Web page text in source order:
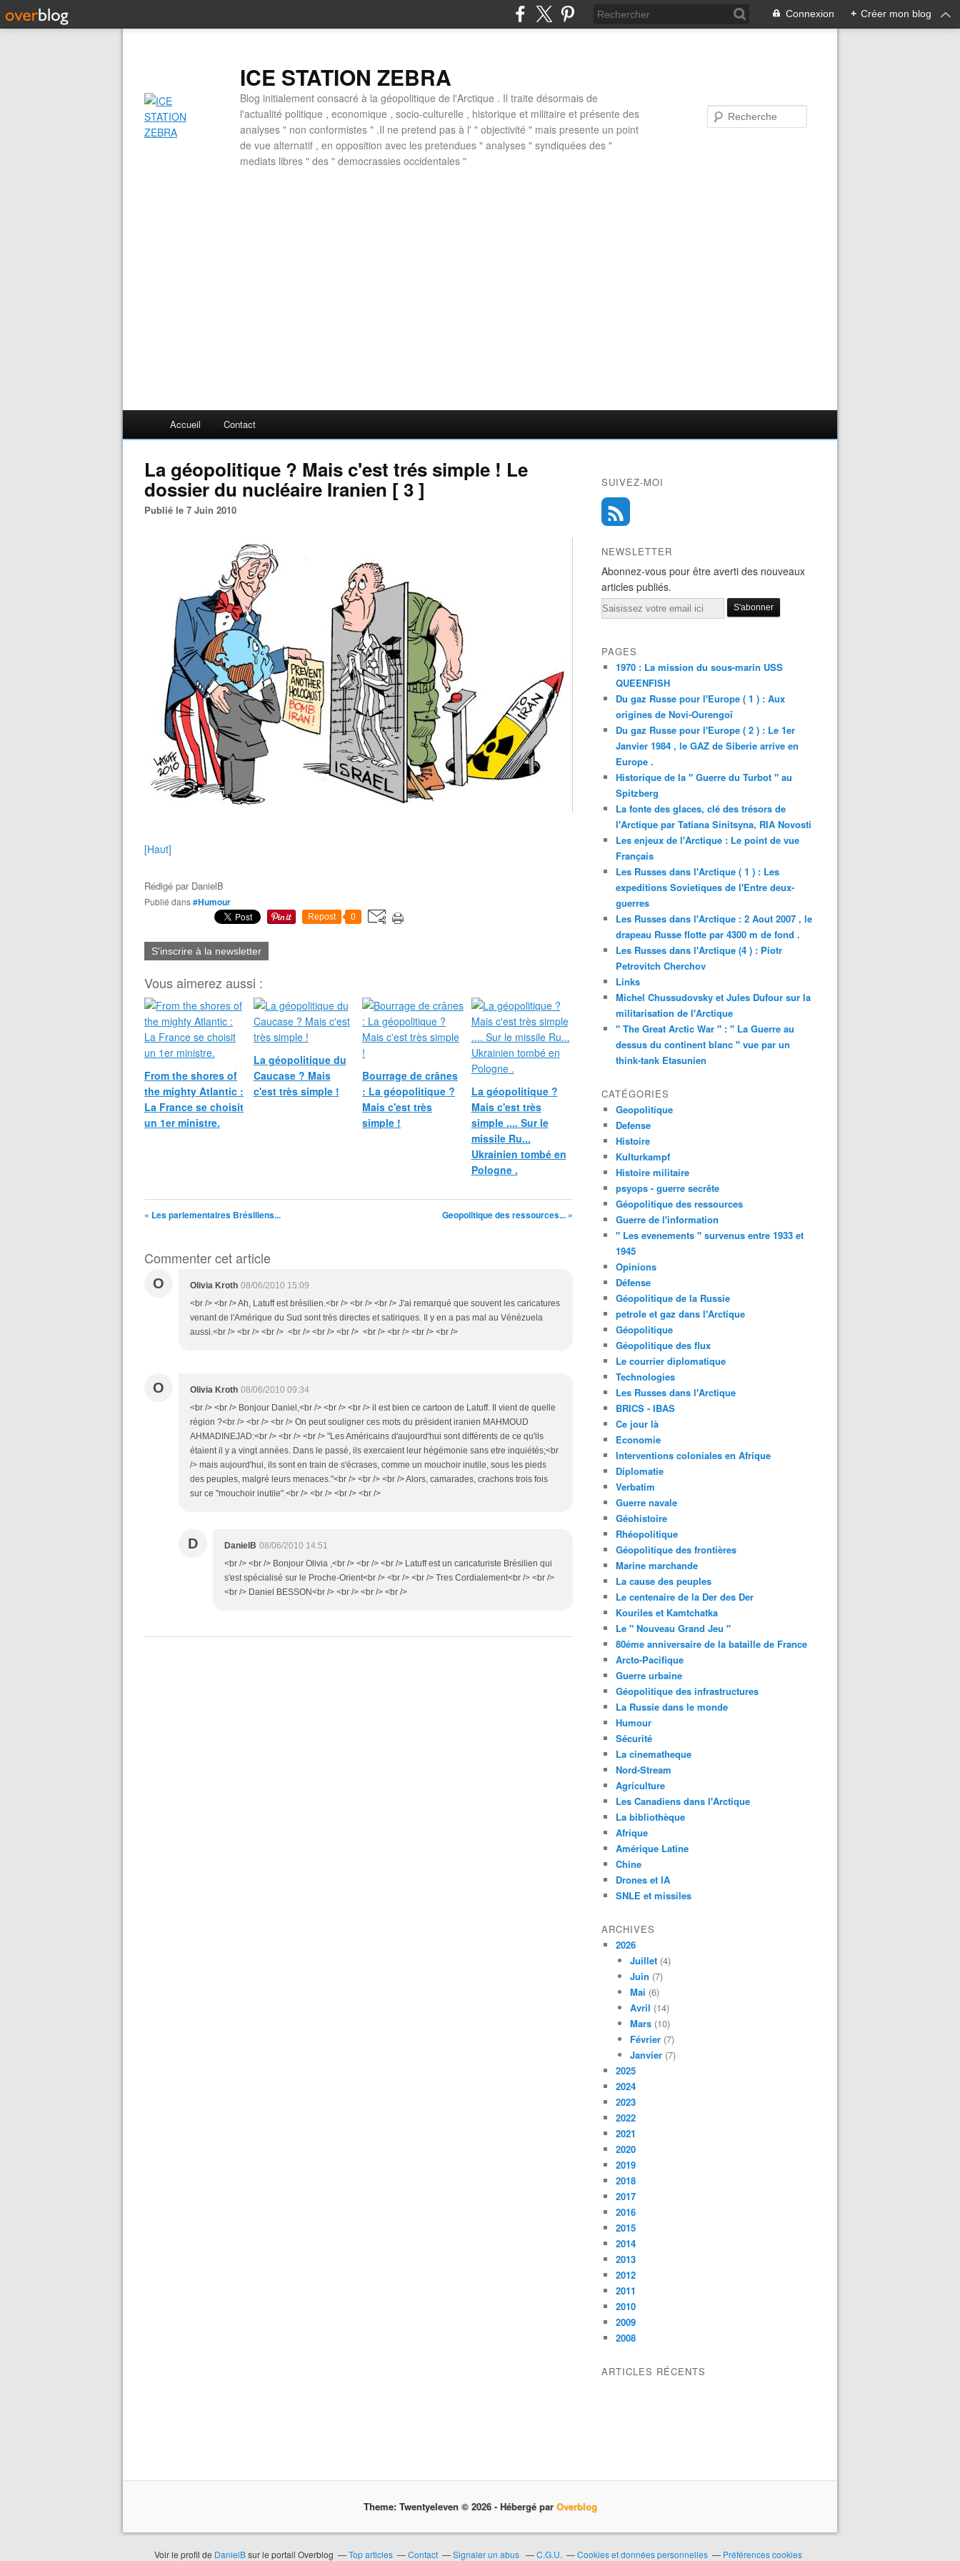
Connexion + Créer mon blog
ICE STATION ZEBRA
Blog initialement consacré à la géopolitique de l'Arctique . Il traite désormais de
l'actualité politique , economique , socio-culturelle , historique et militaire et présente des
analyses " non conformistes " .Il ne pretend pas à l' " objectivité " mais presente un point
de vue alternatif , en opposition avec les pretendues " analyses " syndiquées des "
mediats libres " des " democrassies occidentales "
Accueil Contact
La géopolitique ? Mais c'est trés simple ! Le
dossier du nucléaire Iranien [ 3 ]
Publié le 7 Juin 2010
[Haut]
Rédigé par DanielB
Publié dans#Humour
Repost 0
S'inscrire à la newsletter
Vous aimerez aussi :
From the shores of
the mighty Atlantic :
La France se choisit
un 1er ministre.
La géopolitique du
Caucase ? Mais
c'est très simple !
Bourrage de crânes
: La géopolitique ?
Mais c'est très
simple !
La géopolitique ?
Mais c'est très
simple .... Sur le
missile Ru...
Ukrainien tombé en
Pologne .
« Les parlementaires Brésiliens... Geopolitique des ressources... »
Commenter cet article
O Olivia Kroth 08/06/2010 15:09
<br /> <br /> Ah, Latuff est brésilien.<br /> <br /> <br /> J'ai remarqué que souvent les caricatures
venant de l'Amérique du Sud sont très directes et satiriques. Il y en a pas mal au Vénézuela
aussi.<br /> <br /> <br /> <br /> <br /> <br /> <br /> <br /> <br /> <br />
O Olivia Kroth 08/06/2010 09:34
<br /> <br /> Bonjour Daniel,<br /> <br /> <br /> il est bien ce cartoon de Latuff. Il vient de quelle
région ?<br /> <br /> <br /> On peut souligner ces mots du président iranien MAHMOUD
AHMADINEJAD:<br /> <br /> <br /> "Les Américains d'aujourd'hui sont différents de ce qu'ils
étaient il y a vingt années. Dans le passé, ils exercaient leur hégémonie sans etre inquiétés;<br
/> mais aujourd'hui, ils sont en train de s'écrases, comme un mouchoir inutile, sous les pieds
des peuples, malgré leurs menaces."<br /> <br /> <br /> Alors, camarades, crachons trois fois
sur ce "mouchoir inutile".<br /> <br /> <br /> <br />
D DanielB 08/06/2010 14:51
<br /> <br /> Bonjour Olivia ,<br /> <br /> <br /> Latuff est un caricaturiste Brésilien qui
s'est spécialisé sur le Proche-Orient<br /> <br /> <br /> Tres Cordialement<br /> <br />
<br /> Daniel BESSON<br /> <br /> <br /> <br />
SUIVEZ-MOI
NEWSLETTER
Abonnez-vous pour être averti des nouveaux
articles publiés.
Email
PAGES
1970 : La mission du sous-marin USS
QUEENFISH
Du gaz Russe pour l'Europe ( 1 ) : Aux
origines de Novi-Ourengoï
Du gaz Russe pour l'Europe ( 2 ) : Le 1er
Janvier 1984 , le GAZ de Siberie arrive en
Europe .
Historique de la " Guerre du Turbot " au
Spitzberg
La fonte des glaces, clé des trésors de
l'Arctique par Tatiana Sinitsyna, RIA Novosti
Les enjeux de l'Arctique : Le point de vue
Français
Les Russes dans l'Arctique ( 1 ) : Les
expeditions Sovietiques de l'Entre deux-
guerres
Les Russes dans l'Arctique : 2 Aout 2007 , le
drapeau Russe flotte par 4300 m de fond .
Les Russes dans l'Arctique (4 ) : Piotr
Petrovitch Cherchov
Links
Michel Chussudovsky et Jules Dufour sur la
militarisation de l'Arctique
" The Great Arctic War " : " La Guerre au
dessus du continent blanc " vue par un
think-tank Etasunien
CATÉGORIES
Geopolitique
Defense
Histoire
Kulturkampf
Histoire militaire
psyops - guerre secrête
Géopolitique des ressources
Guerre de l'information
" Les evenements " survenus entre 1933 et
1945
Opinions
Défense
Géopolitique de la Russie
petrole et gaz dans l'Arctique
Géopolitique
Géopolitique des flux
Le courrier diplomatique
Technologies
Les Russes dans l'Arctique
BRICS - IBAS
Ce jour là
Economie
Interventions coloniales en Afrique
Diplomatie
Verbatim
Guerre navale
Géohistoire
Rhéopolitique
Géopolitique des frontières
Marine marchande
La cause des peuples
Le centenaire de la Der des Der
Kouriles et Kamtchatka
Le " Nouveau Grand Jeu "
80éme anniversaire de la bataille de France
Arcto-Pacifique
Guerre urbaine
Géopolitique des infrastructures
La Russie dans le monde
Humour
Sécurité
La cinematheque
Nord-Stream
Agriculture
Les Canadiens dans l'Arctique
La bibliothèque
Afrique
Amérique Latine
Chine
Drones et IA
SNLE et missiles
ARCHIVES
2026
Juillet (4)
Juin (7)
Mai (6)
Avril (14)
Mars (10)
Février (7)
Janvier (7)
2025
2024
2023
2022
2021
2020
2019
2018
2017
2016
2015
2014
2013
2012
2011
2010
2009
2008
ARTICLES RÉCENTS
Theme: Twentyeleven © 2026 - Hébergé par Overblog
Voir le profil de DanielBsur le portail Overblog Top articles Contact Signaler un abus C.G.U. Cookies et données personnelles Préférences cookies